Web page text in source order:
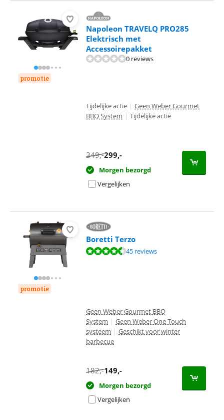
promotie
Napoleon TRAVELQ PRO285
Elektrisch met
Accessoirepakket
0 reviews
Tijdelijke actie | Geen Weber Gourmet
BBQ System | Tijdelijke actie
349,-299,-
Morgen bezorgd
Vergelijken
promotie
Boretti Terzo
Beoordeling is 9,1 van de 10, gebaseerd op 45 reviews.
45 reviews
Geen Weber Gourmet BBQ
System | Geen Weber One Touch
systeem | Geschikt voor winter
barbecue
182,-149,-
Morgen bezorgd
Vergelijken